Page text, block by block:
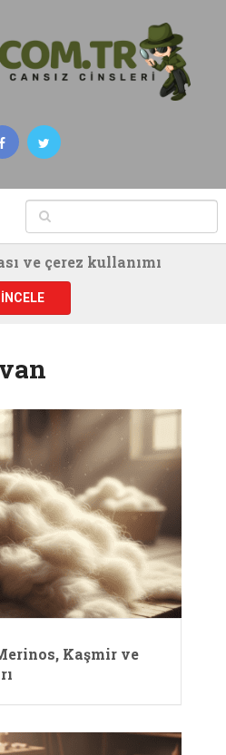
ve çerez kullanımı
İNCELE
Kaşmir ve